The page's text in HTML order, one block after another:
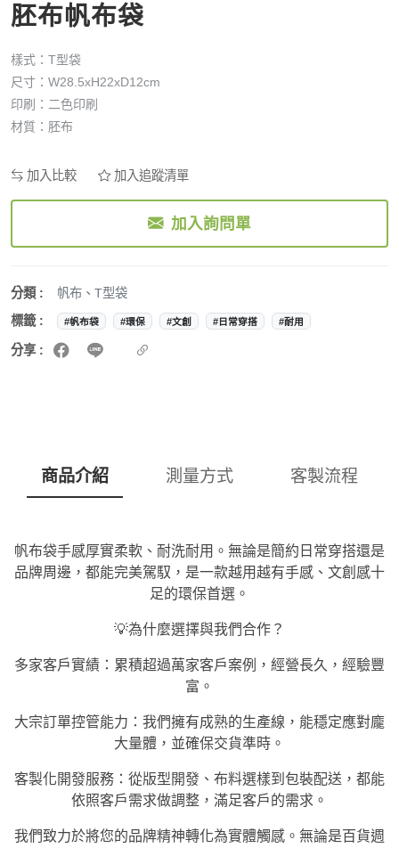
胚布帆布袋
樣式：T型袋
尺寸：W28.5xH22xD12cm
印刷：二色印刷
材質：胚布
加入比較 加入追蹤清單
加入詢問單
分類 : 帆布 、 T型袋
標籤 :
#帆布袋 #環保 #文創 #日常穿搭 #耐用
分享 :
商品介紹 測量方式 客製流程
帆布袋手感厚實柔軟、耐洗耐用。無論是簡約日常穿搭還是
品牌周邊，都能完美駕馭，是一款越用越有手感、文創感十
足的環保首選。
💡為什麼選擇與我們合作？
多家客戶實績：累積超過萬家客戶案例，經營長久，經驗豐
富。
大宗訂單控管能力：我們擁有成熟的生產線，能穩定應對龐
大量體，並確保交貨準時。
客製化開發服務：從版型開發、布料選樣到包裝配送，都能
依照客戶需求做調整，滿足客戶的需求。
我們致力於將您的品牌精神轉化為實體觸感。無論是百貨週